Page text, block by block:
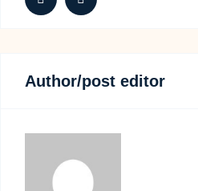
Author/post editor